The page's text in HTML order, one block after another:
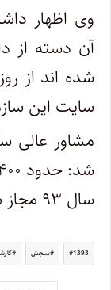
وی اظهار
آن دسته از
سایت این
مشاور عالی
سال ۹۳ مجاز به انتخاب رشته شدند.
1393 سنجش